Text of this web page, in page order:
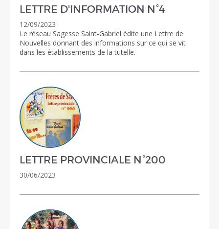
LETTRE D'INFORMATION N°4
12/09/2023
Le réseau Sagesse Saint-Gabriel édite une Lettre de
Nouvelles donnant des informations sur ce qui se vit
dans les établissements de la tutelle.
LETTRE PROVINCIALE N°200
30/06/2023